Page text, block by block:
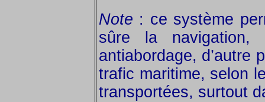
Note : ce système
sûre la navigation,
antiabordage, d’autre
trafic maritime, selon
transportées, surtout